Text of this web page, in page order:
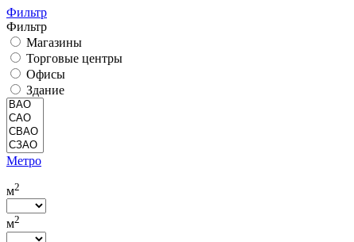
Фильтр
Фильтр
Магазины
Торговые центры
Офисы
Здание
Метро
м2
м2